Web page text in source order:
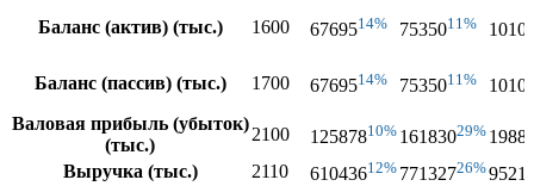
Баланс (актив) (тыс.) 1600 6769514% 7535011%
Баланс (пассив) (тыс.) 1700 6769514% 7535011%
Валовая прибыль (убыток)
(тыс.)
2100 12587810% 16183029%
Выручка (тыс.)
2110 61043612% 77132726%